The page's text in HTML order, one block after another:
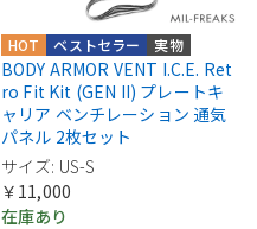
実物
ベストセラー
HOT
BODY ARMOR VENT I.C.E. Ret
ro Fit Kit (GEN II) プレートキ
ャリア ベンチレーション 通気
パネル 2枚セット
サイズ: US-S
￥11,000
在庫あり